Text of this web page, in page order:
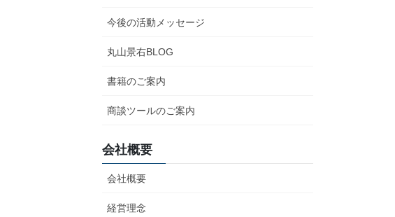
今後の活動メッセージ
丸山景右BLOG
書籍のご案内
商談ツールのご案内
会社概要
会社概要
経営理念